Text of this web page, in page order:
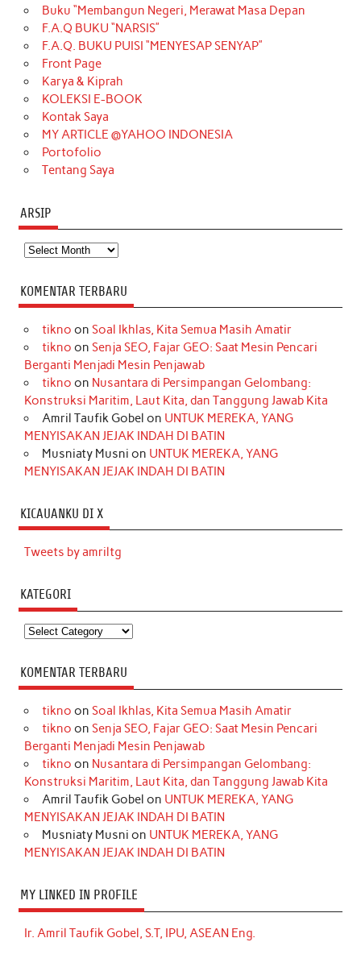
b
o
o
k
a
g
r
a
m
o
k
e
r
e
d
t
e
u
b
Buku “Membangun Negeri, Merawat Masa Depan
F.A.Q BUKU “NARSIS”
F.A.Q. BUKU PUISI “MENYESAP SENYAP”
Front Page
Karya & Kiprah
KOLEKSI E-BOOK
Kontak Saya
MY ARTICLE @YAHOO INDONESIA
Portofolio
Tentang Saya
ARSIP
Arsip
KOMENTAR TERBARU
tikno on Soal Ikhlas, Kita Semua Masih Amatir
tikno on Senja SEO, Fajar GEO: Saat Mesin Pencari
Berganti Menjadi Mesin Penjawab
tikno on Nusantara di Persimpangan Gelombang:
Konstruksi Maritim, Laut Kita, dan Tanggung Jawab Kita
Amril Taufik Gobel on UNTUK MEREKA, YANG
MENYISAKAN JEJAK INDAH DI BATIN
Musniaty Musni on UNTUK MEREKA, YANG
MENYISAKAN JEJAK INDAH DI BATIN
KICAUANKU DI X
Tweets by amriltg
KATEGORI
Kategori
KOMENTAR TERBARU
tikno on Soal Ikhlas, Kita Semua Masih Amatir
tikno on Senja SEO, Fajar GEO: Saat Mesin Pencari
Berganti Menjadi Mesin Penjawab
tikno on Nusantara di Persimpangan Gelombang:
Konstruksi Maritim, Laut Kita, dan Tanggung Jawab Kita
Amril Taufik Gobel on UNTUK MEREKA, YANG
MENYISAKAN JEJAK INDAH DI BATIN
Musniaty Musni on UNTUK MEREKA, YANG
MENYISAKAN JEJAK INDAH DI BATIN
MY LINKED IN PROFILE
Ir. Amril Taufik Gobel, S.T, IPU, ASEAN Eng.